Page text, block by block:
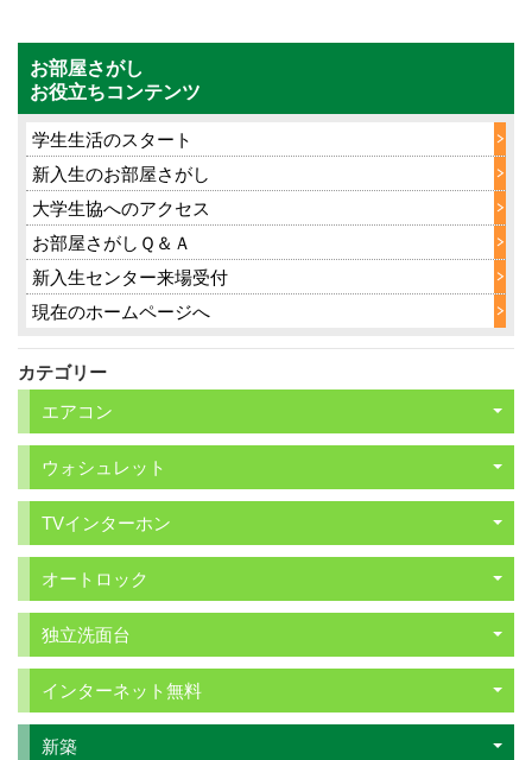
お部屋さがし
お役立ちコンテンツ
学生生活のスタート
新入生のお部屋さがし
大学生協へのアクセス
お部屋さがしＱ＆Ａ
新入生センター来場受付
現在のホームページへ
カテゴリー
エアコン
ウォシュレット
TVインターホン
オートロック
独立洗面台
インターネット無料
新築